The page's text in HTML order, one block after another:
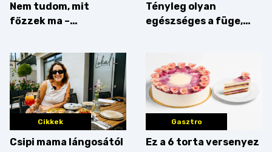
Nem tudom, mit
főzzek ma –
Tényleg olyan
egészséges a füge,
Cikkek
Csipi mama lángosától
Gasztro
Ez a 6 torta versenyez